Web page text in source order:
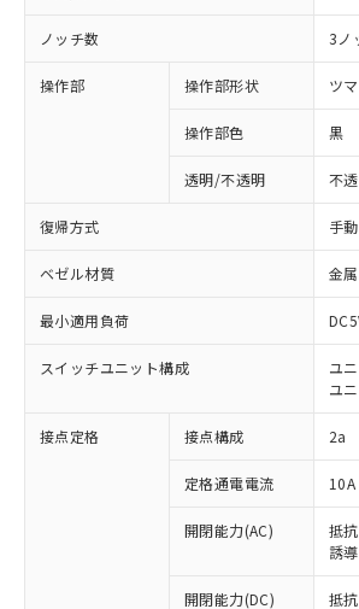
ノッチ数 3ノ
操作部 操作部形状 ツ
操作部色 黒
透明/不透明 不
復帰方式 手動
ベゼル材質 金属
最小適用負荷
スイッチユニット構成
ユ
ユ
接点定格 接点構成 2a
定格通電電流 10A
開閉能力(AC)
抵
誘
開閉能力(DC) 抵
ご利用条件
※1 対応状況
対応済み：EU RoHS指令（10
非含有に対応した製品が提供可
対応予定：EU RoHS指令（10
有に対応した製品に切り替える